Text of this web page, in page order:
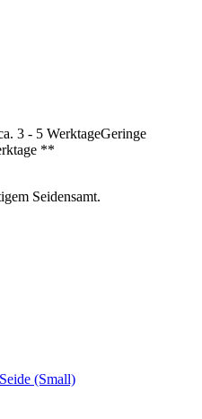
Geringe
**
Seidensamt.
(Small)